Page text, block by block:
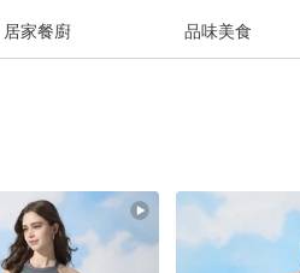
居家餐廚 品味美食